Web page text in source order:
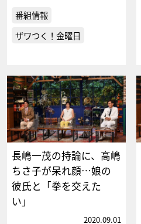
番組情報
ザワつく！金曜日
長嶋一茂の持論に、高嶋
ちさ子が呆れ顔…娘の
彼氏と「拳を交えた
い」
2020.09.01